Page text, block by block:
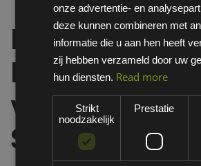
Emma Crossforce Flex low
Emma
Flex low
S3S - D
onze advertentie- en
deze kunnen combineren met
informatie die u aan hen heeft
zij hebben verzameld door uw
hun diensten. Read more
Strikt
noodzakelijk
Prestatie